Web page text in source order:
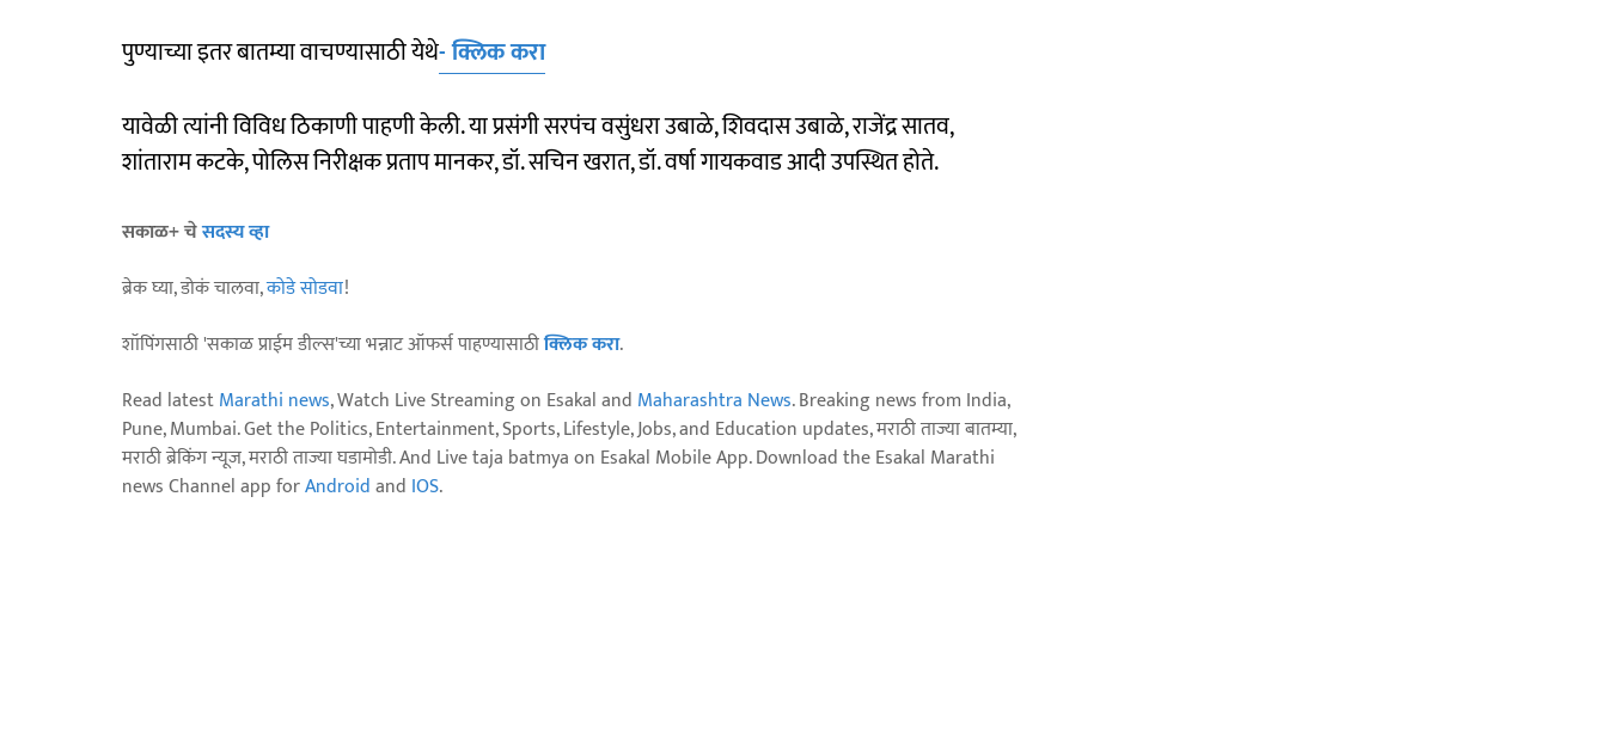
पुण्याच्या इतर बातम्या वाचण्यासाठी येथे- क्लिक करा
यावेळी त्यांनी विविध ठिकाणी पाहणी केली. या प्रसंगी सरपंच वसुंधरा उबाळे, शिवदास उबाळे, राजेंद्र सातव,
शांताराम कटके, पोलिस निरीक्षक प्रताप मानकर, डॉ. सचिन खरात, डॉ. वर्षा गायकवाड आदी उपस्थित होते.
सकाळ+ चेसदस्य व्हा
ब्रेक घ्या, डोकं चालवा,कोडे सोडवा!
शॉपिंगसाठी 'सकाळ प्राईम डील्स'च्या भन्नाट ऑफर्स पाहण्यासाठीक्लिक करा.
Read latestMarathi news, Watch Live Streaming on Esakal and Maharashtra News. Breaking news from India,
Pune, Mumbai. Get the Politics, Entertainment, Sports, Lifestyle, Jobs, and Education updates, मराठी ताज्या बातम्या,
मराठी ब्रेकिंग न्यूज, मराठी ताज्या घडामोडी. And Live taja batmya on Esakal Mobile App. Download the Esakal Marathi
news Channel app forAndroidand IOS.